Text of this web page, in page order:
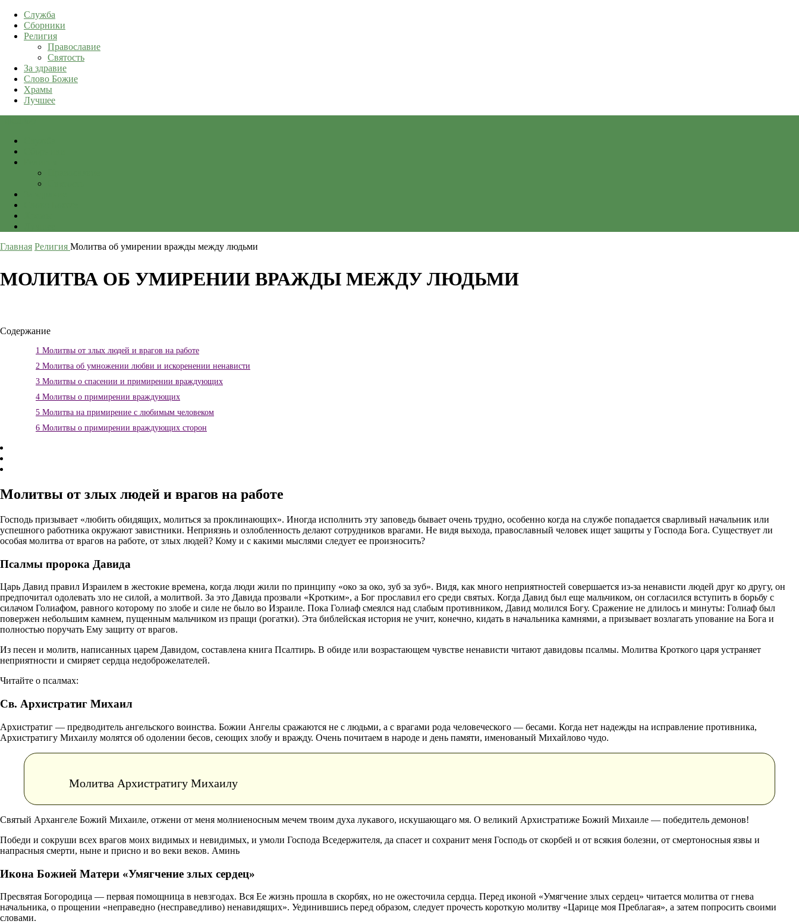
Служба
Сборники
Религия
Православие
Святость
За здравие
Слово Божие
Храмы
Лучшее
Главная Религия Молитва об умирении вражды между людьми
МОЛИТВА ОБ УМИРЕНИИ ВРАЖДЫ МЕЖДУ ЛЮДЬМИ
Содержание
1 Молитвы от злых людей и врагов на работе
2 Молитва об умножении любви и искоренении ненависти
3 Молитвы о спасении и примирении враждующих
4 Молитвы о примирении враждующих
5 Молитва на примирение с любимым человеком
6 Молитвы о примирении враждующих сторон
Молитвы от злых людей и врагов на работе
Господь призывает «любить обидящих, молиться за проклинающих». Иногда исполнить эту заповедь бывает очень трудно, особенно когда на службе попадается сварливый начальник или
успешного работника окружают завистники. Неприязнь и озлобленность делают сотрудников врагами. Не видя выхода, православный человек ищет защиты у Господа Бога. Существует ли
особая молитва от врагов на работе, от злых людей? Кому и с какими мыслями следует ее произносить?
Псалмы пророка Давида
Царь Давид правил Израилем в жестокие времена, когда люди жили по принципу «око за око, зуб за зуб». Видя, как много неприятностей совершается из-за ненависти людей друг ко другу, он
предпочитал одолевать зло не силой, а молитвой. За это Давида прозвали «Кротким», а Бог прославил его среди святых. Когда Давид был еще мальчиком, он согласился вступить в борьбу с
силачом Голиафом, равного которому по злобе и силе не было во Израиле. Пока Голиаф смеялся над слабым противником, Давид молился Богу. Сражение не длилось и минуты: Голиаф был
повержен небольшим камнем, пущенным мальчиком из пращи (рогатки). Эта библейская история не учит, конечно, кидать в начальника камнями, а призывает возлагать упование на Бога и
полностью поручать Ему защиту от врагов.
Из песен и молитв, написанных царем Давидом, составлена книга Псалтирь. В обиде или возрастающем чувстве ненависти читают давидовы псалмы. Молитва Кроткого царя устраняет
неприятности и смиряет сердца недоброжелателей.
Читайте о псалмах:
Св. Архистратиг Михаил
Архистратиг — предводитель ангельского воинства. Божии Ангелы сражаются не с людьми, а с врагами рода человеческого — бесами. Когда нет надежды на исправление противника,
Архистратигу Михаилу молятся об одолении бесов, сеющих злобу и вражду. Очень почитаем в народе и день памяти, именованый Михайлово чудо.
Молитва Архистратигу Михаилу
Святый Архангеле Божий Михаиле, отжени от меня молниеносным мечем твоим духа лукавого, искушающаго мя. О великий Архистратиже Божий Михаиле — победитель демонов!
Победи и сокруши всех врагов моих видимых и невидимых, и умоли Господа Вседержителя, да спасет и сохранит меня Господь от скорбей и от всякия болезни, от смертоносныя язвы и
напрасныя смерти, ныне и присно и во веки веков. Аминь
Икона Божией Матери «Умягчение злых сердец»
Пресвятая Богородица — первая помощница в невзгодах. Вся Ее жизнь прошла в скорбях, но не ожесточила сердца. Перед иконой «Умягчение злых сердец» читается молитва от гнева
начальника, о прощении «неправедно (несправедливо) ненавидящих». Уединившись перед образом, следует прочесть короткую молитву «Царице моя Преблагая», а затем попросить своими
словами.